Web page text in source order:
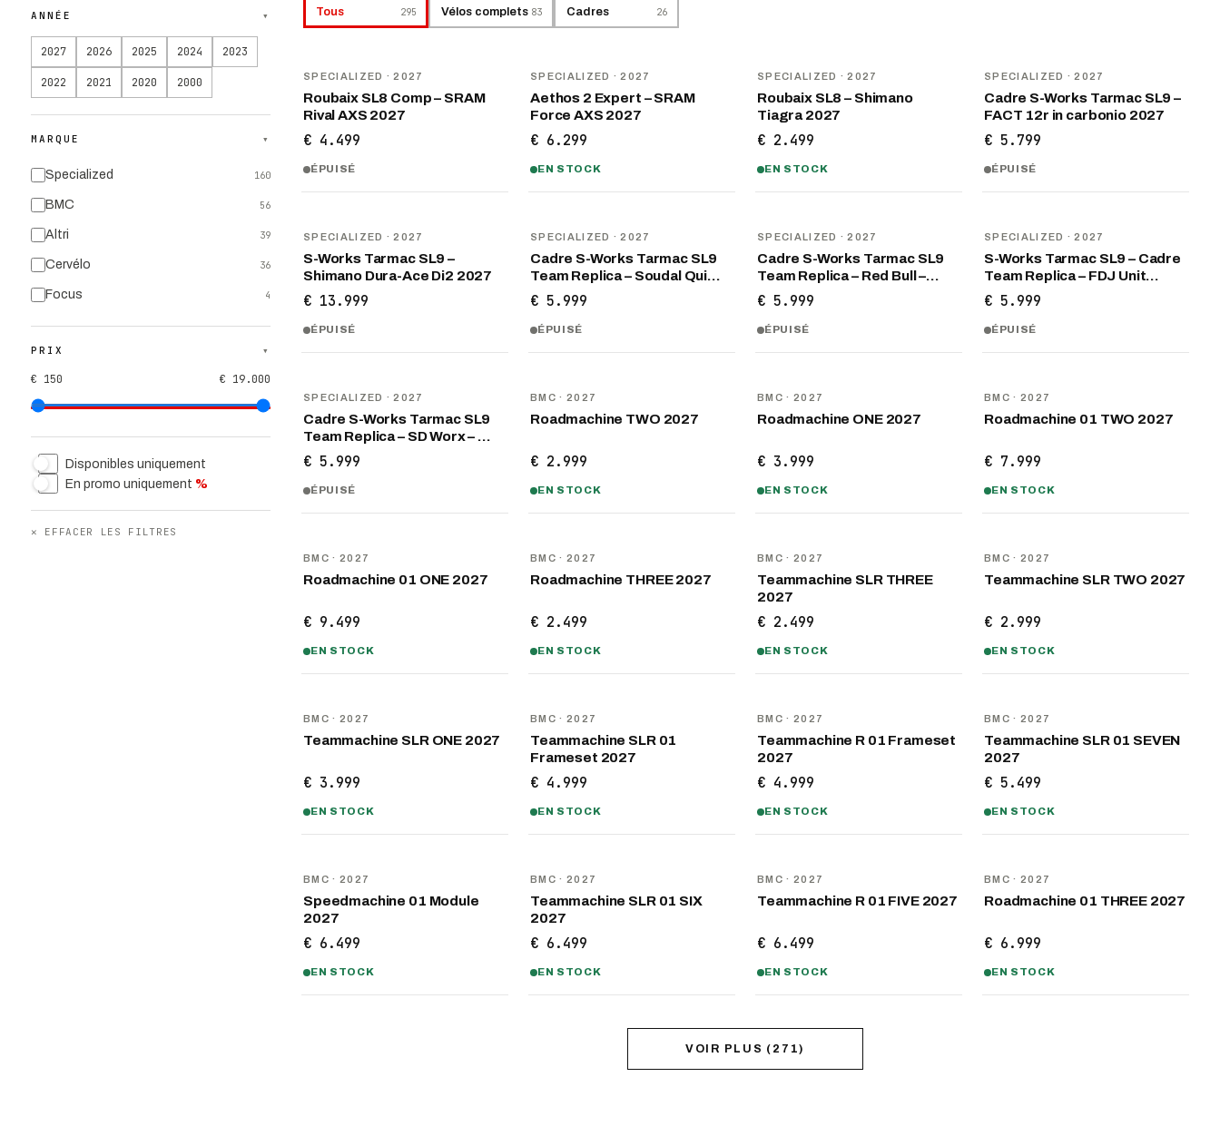
ANNÉE ▾
2027 2026 2025 2024 2023
2022 2021 2020 2000
MARQUE ▾
Specialized 160
BMC 56
Altri 39
Cervélo 36
Focus 4
PRIX ▾
€ 150 € 19.000
Disponibles uniquement
En promo uniquement %
✕ EFFACER LES FILTRES
Tous 295 Vélos complets 83 Cadres 26
SPECIALIZED · 2027
Roubaix SL8 Comp – SRAM
Rival AXS 2027
€ 4.499
ÉPUISÉ
SPECIALIZED · 2027
Aethos 2 Expert – SRAM
Force AXS 2027
€ 6.299
EN STOCK
SPECIALIZED · 2027
Roubaix SL8 – Shimano
Tiagra 2027
€ 2.499
EN STOCK
SPECIALIZED · 2027
Cadre S-Works Tarmac SL9 –
FACT 12r in carbonio 2027
€ 5.799
ÉPUISÉ
SPECIALIZED · 2027
S-Works Tarmac SL9 –
Shimano Dura-Ace Di2 2027
€ 13.999
ÉPUISÉ
SPECIALIZED · 2027
Cadre S-Works Tarmac SL9
Team Replica – Soudal Qui…
€ 5.999
ÉPUISÉ
SPECIALIZED · 2027
Cadre S-Works Tarmac SL9
Team Replica – Red Bull –…
€ 5.999
ÉPUISÉ
SPECIALIZED · 2027
S-Works Tarmac SL9 – Cadre
Team Replica – FDJ Unit…
€ 5.999
ÉPUISÉ
SPECIALIZED · 2027
Cadre S-Works Tarmac SL9
Team Replica – SD Worx – …
€ 5.999
ÉPUISÉ
BMC · 2027
Roadmachine TWO 2027
€ 2.999
EN STOCK
BMC · 2027
Roadmachine ONE 2027
€ 3.999
EN STOCK
BMC · 2027
Roadmachine 01 TWO 2027
€ 7.999
EN STOCK
BMC · 2027
Roadmachine 01 ONE 2027
€ 9.499
EN STOCK
BMC · 2027
Roadmachine THREE 2027
€ 2.499
EN STOCK
BMC · 2027
Teammachine SLR THREE
2027
€ 2.499
EN STOCK
BMC · 2027
Teammachine SLR TWO 2027
€ 2.999
EN STOCK
BMC · 2027
Teammachine SLR ONE 2027
€ 3.999
EN STOCK
BMC · 2027
Teammachine SLR 01
Frameset 2027
€ 4.999
EN STOCK
BMC · 2027
Teammachine R 01 Frameset
2027
€ 4.999
EN STOCK
BMC · 2027
Teammachine SLR 01 SEVEN
2027
€ 5.499
EN STOCK
BMC · 2027
Speedmachine 01 Module
2027
€ 6.499
EN STOCK
BMC · 2027
Teammachine SLR 01 SIX
2027
€ 6.499
EN STOCK
BMC · 2027
Teammachine R 01 FIVE 2027
€ 6.499
EN STOCK
BMC · 2027
Roadmachine 01 THREE 2027
€ 6.999
EN STOCK
VOIR PLUS ( 271)